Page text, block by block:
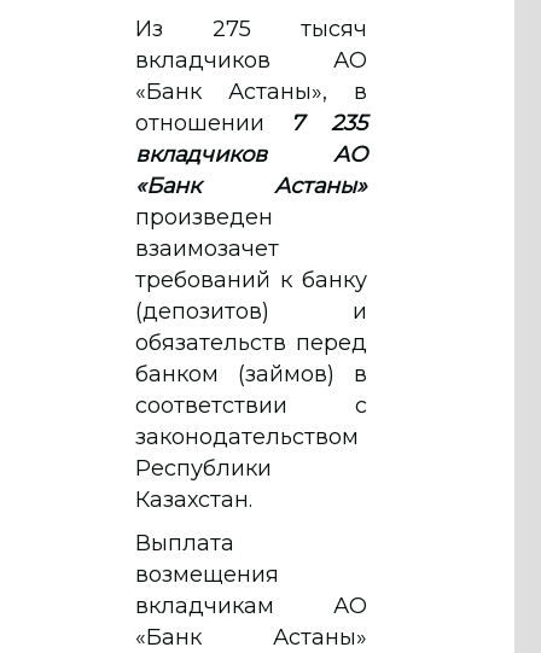
Из 275 тысяч
вкладчиков АО
«Банк Астаны», в
отношении
7 235
вкладчиков АО
«Банк Астаны»
произведен
взаимозачет
требований к банку
(депозитов) и
обязательств перед
банком (займов) в
соответствии с
законодательством
Республики
Казахстан.
Выплата
возмещения
вкладчикам АО
«Банк Астаны»